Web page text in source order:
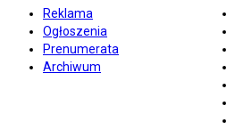
Reklama
Ogłoszenia
Prenumerata
Archiwum